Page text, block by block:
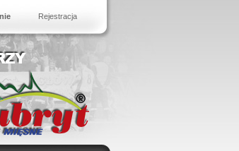
Rejestracja